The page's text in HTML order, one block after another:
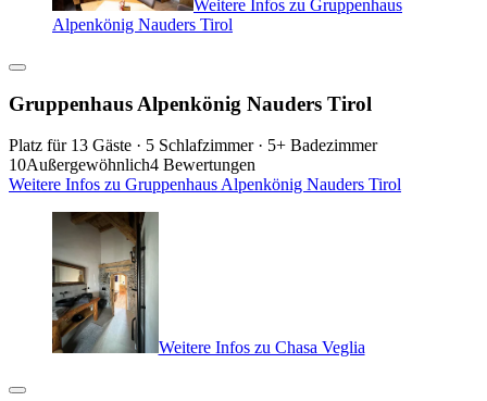
Weitere Infos zu Gruppenhaus
Alpenkönig Nauders Tirol
Gruppenhaus Alpenkönig Nauders Tirol
Platz für 13 Gäste · 5 Schlafzimmer · 5+ Badezimmer
10Außergewöhnlich4 Bewertungen
Weitere Infos zu Gruppenhaus Alpenkönig Nauders Tirol
Weitere Infos zu Chasa Veglia